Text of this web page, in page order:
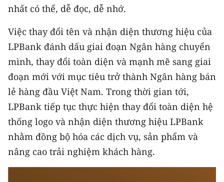
MEDIA CENTER
E-Magazine
Video
Media Chính trị
Media Kinh tế
Media Văn hóa
nhất có thể, dễ đọc, dễ nhớ.
Việc thay đổi tên và nhận diện thương hiệu của
LPBank đánh dấu giai đoạn Ngân hàng chuyển
mình, thay đổi toàn diện và mạnh mẽ sang giai
đoạn mới với mục tiêu trở thành Ngân hàng bán
lẻ hàng đầu Việt Nam. Trong thời gian tới,
LPBank tiếp tục thực hiện thay đổi toàn diện hệ
thống logo và nhận diện thương hiệu LPBank
nhằm đồng bộ hóa các dịch vụ, sản phẩm và
nâng cao trải nghiệm khách hàng.